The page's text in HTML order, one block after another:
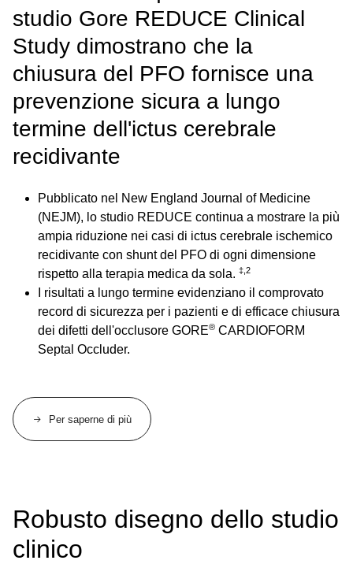
studio Gore REDUCE Clinical
Study dimostrano che la
chiusura del PFO fornisce una
prevenzione sicura a lungo
termine dell'ictus cerebrale
recidivante
Pubblicato nel New England Journal of Medicine
(NEJM), lo studio REDUCE continua a mostrare la più
ampia riduzione nei casi di ictus cerebrale ischemico
recidivante con shunt del PFO di ogni dimensione
rispetto alla terapia medica da sola. ‡,2
I risultati a lungo termine evidenziano il comprovato
record di sicurezza per i pazienti e di efficace chiusura
dei difetti dell'occlusore GORE® CARDIOFORM
Septal Occluder.
Per saperne di più
Robusto disegno dello studio
clinico